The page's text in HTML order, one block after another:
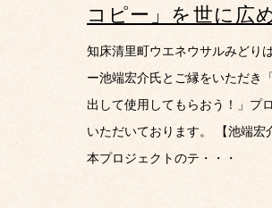
コピー」を世に広
知床清里町ウエネウサルみどり
ー池端宏介氏とご縁をいただき
出して使用してもらおう！」プ
いただいております。 【池端宏
本プロジェクトのテ・・・